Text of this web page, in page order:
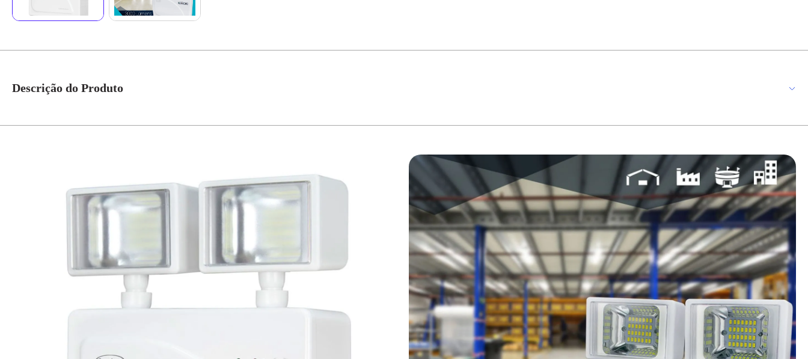
Descrição do Produto
por 02 faróis, 28 leds e lente com ângulo de 60°. Possui bateria de lítio (gel selada), onde não ocorrem vazamentos, sendo ecologicamente correta. *imagem meramente ilustrativa*